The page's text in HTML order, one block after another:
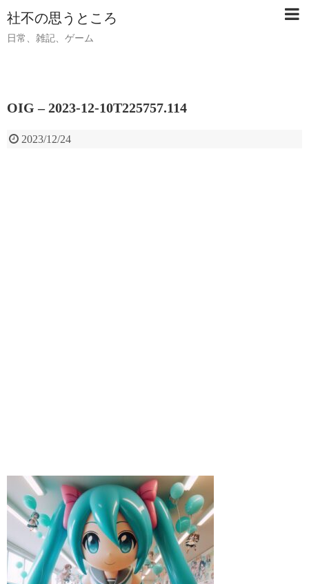
社不の思うところ
日常、雑記、ゲーム
OIG – 2023-12-10T225757.114
2023/12/24